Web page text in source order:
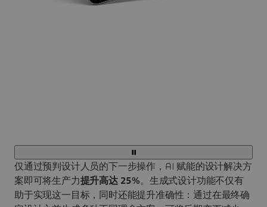
仅通过预判设计人员的下一步操作，AI 赋能的设计解决方
案即可将生产力提升高达 25%。生成式设计功能不仅有
助于实现这一目标，同时还能提升准确性：通过在最终确